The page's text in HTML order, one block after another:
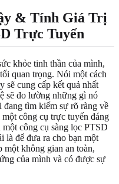
& Tính Giá Trị
Trực Tuyến
khỏe tinh thần của mình,
quan trọng. Nói một cách
sẽ cung cấp kết quả nhất
sẽ đo lường những gì nó
tìm kiếm sự rõ ràng về
công cụ trực tuyến đáng
công cụ sàng lọc PTSD
là để đưa ra cho bạn một
một không gian an toàn,
của mình và có được sự